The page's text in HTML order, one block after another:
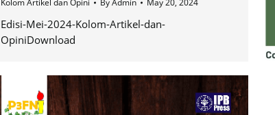
Kolom Artikel dan Opini ByAdmin May 20, 2024
Edisi-Mei-2024-Kolom-Artikel-dan-
OpiniDownload